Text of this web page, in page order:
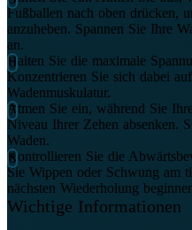
Fußballen nach oben drücken,
anzuheben. Spannen Sie Ihre
an.
Halten Sie die maximale
Konzentrieren Sie sich dabei
Wadenmuskulatur.
Atmen Sie ein, während Sie
Niveau Ihrer Zehen absenken.
Waden.
Kontrollieren Sie die
Sie Wippen oder Schwung am
nächsten Wiederholung
Wichtige Informationen